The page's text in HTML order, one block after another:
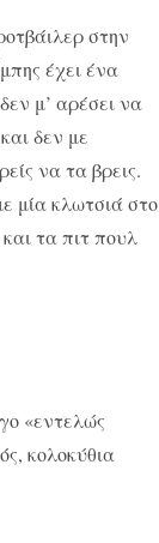
στην
έχει ένα
μ’ αρέσει να
δεν με
να τα βρεις.
μία κλωτσιά στο
τα πιτ πουλ
«εντελώς
κολοκύθια